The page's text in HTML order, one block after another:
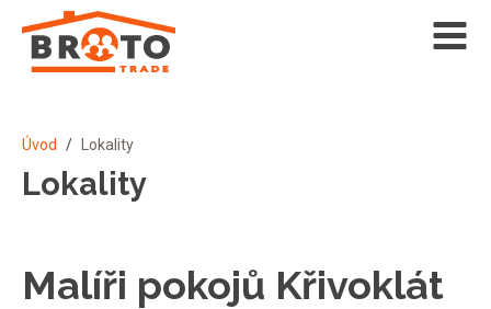
Úvod / Lokality
Lokality
Malíři pokojů Křivoklát